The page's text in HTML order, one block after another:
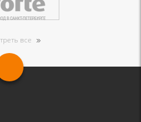
все